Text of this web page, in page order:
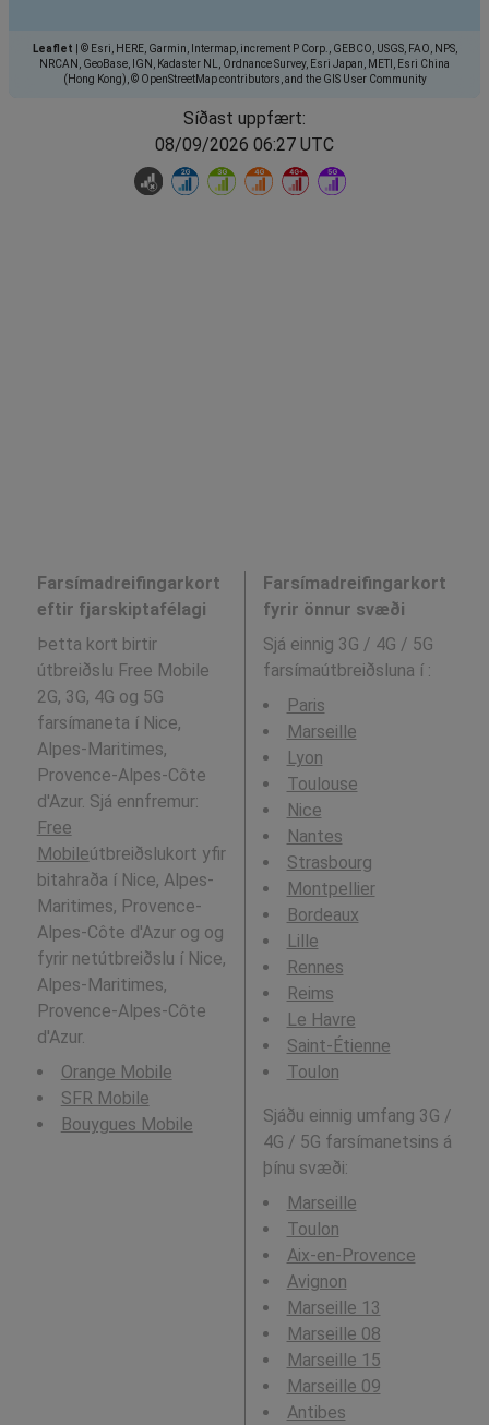
Leaflet
© Esri, HERE, Garmin, Intermap, increment P Corp., GEBCO, USGS, FAO, NPS,
NRCAN, GeoBase, IGN, Kadaster NL, Ordnance Survey, Esri Japan, METI, Esri China
(Hong Kong), © OpenStreetMap contributors, and the GIS User Community
Síðast uppfært:
08/09/2026 06:27 UTC
Farsímadreifingarkort
eftir fjarskiptafélagi
Þetta kort birtir
útbreiðslu Free Mobile
2G, 3G, 4G og 5G
farsímaneta í Nice,
Alpes-Maritimes,
Provence-Alpes-Côte
d'Azur. Sjá ennfremur:
Free
Mobileútbreiðslukort yfir
bitahraða í Nice, Alpes-
Maritimes, Provence-
Alpes-Côte d'Azur og og
fyrir netútbreiðslu í Nice,
Alpes-Maritimes,
Provence-Alpes-Côte
d'Azur.
Orange Mobile
SFR Mobile
Bouygues Mobile
Farsímadreifingarkort
fyrir önnur svæði
Sjá einnig 3G / 4G / 5G
farsímaútbreiðsluna í :
Paris
Marseille
Lyon
Toulouse
Nice
Nantes
Strasbourg
Montpellier
Bordeaux
Lille
Rennes
Reims
Le Havre
Saint-Étienne
Toulon
Sjáðu einnig umfang 3G /
4G / 5G farsímanetsins á
þínu svæði:
Marseille
Toulon
Aix-en-Provence
Avignon
Marseille 13
Marseille 08
Marseille 15
Marseille 09
Antibes